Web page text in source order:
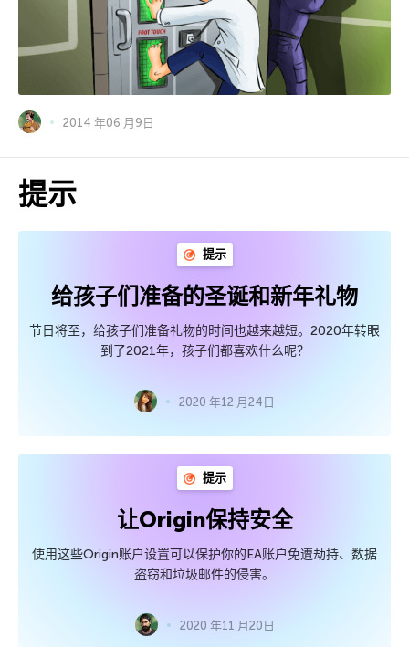
2014 年06 月9日
提示
提示
给孩子们准备的圣诞和新年礼物
节日将至，给孩子们准备礼物的时间也越来越短。2020年转眼
到了2021年，孩子们都喜欢什么呢？
2020 年12 月24日
提示
让Origin保持安全
使用这些Origin账户设置可以保护你的EA账户免遭劫持、数据
盗窃和垃圾邮件的侵害。
2020 年11 月20日